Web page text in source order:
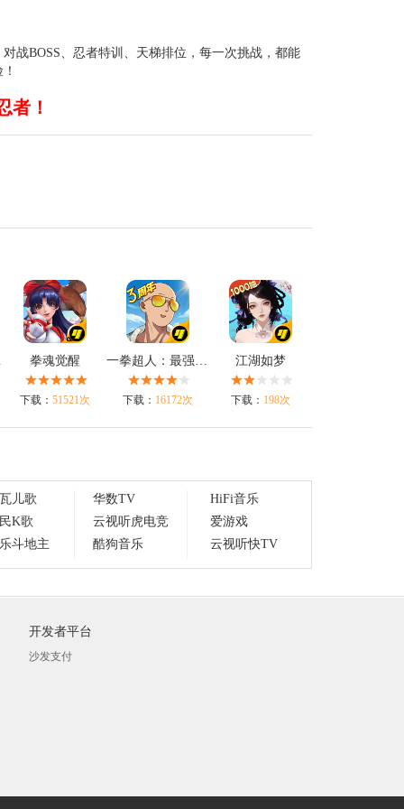
战BOSS、忍者特训、天梯排位，每一次挑战，都能
者！
拳魂觉醒
下载： 51521次
一拳超人：最强之男
下载： 16172次
江湖如梦
下载： 198次
儿歌
K歌
斗地主
华数TV
云视听虎电竞
酷狗音乐
HiFi音乐
爱游戏
云视听快TV
开发者平台
沙发支付